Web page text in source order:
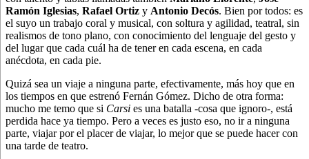
Ramón Iglesias, Rafael Ortiz y Antonio Decós. Bien por todos: es
el suyo un trabajo coral y musical, con soltura y agilidad, teatral, sin
realismos de tono plano, con conocimiento del lenguaje del gesto y
del lugar que cada cuál ha de tener en cada escena, en cada
anécdota, en cada pie.
Quizá sea un viaje a ninguna parte, efectivamente, más hoy que en
los tiempos en que estrenó Fernán Gómez. Dicho de otra forma:
mucho me temo que si Carsi es una batalla -cosa que ignoro-, está
perdida hace ya tiempo. Pero a veces es justo eso, no ir a ninguna
parte, viajar por el placer de viajar, lo mejor que se puede hacer con
una tarde de teatro.